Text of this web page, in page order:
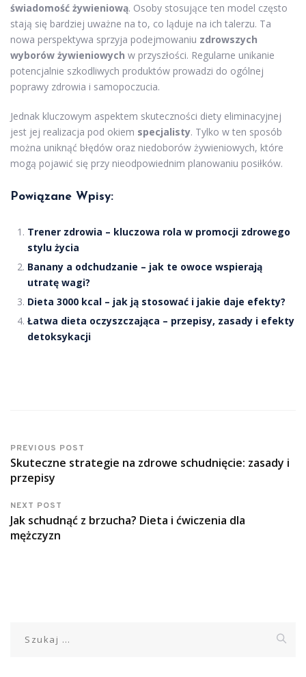
świadomość żywieniową. Osoby stosujące ten model często
stają się bardziej uważne na to, co ląduje na ich talerzu. Ta
nowa perspektywa sprzyja podejmowaniu zdrowszych
wyborów żywieniowych w przyszłości. Regularne unikanie
potencjalnie szkodliwych produktów prowadzi do ogólnej
poprawy zdrowia i samopoczucia.
Jednak kluczowym aspektem skuteczności diety eliminacyjnej
jest jej realizacja pod okiem specjalisty. Tylko w ten sposób
można uniknąć błędów oraz niedoborów żywieniowych, które
mogą pojawić się przy nieodpowiednim planowaniu posiłków.
Powiązane Wpisy:
Trener zdrowia – kluczowa rola w promocji zdrowego
stylu życia
Banany a odchudzanie – jak te owoce wspierają
utratę wagi?
Dieta 3000 kcal – jak ją stosować i jakie daje efekty?
Łatwa dieta oczyszczająca – przepisy, zasady i efekty
detoksykacji
PREVIOUS POST
Skuteczne strategie na zdrowe schudnięcie: zasady i
przepisy
NEXT POST
Jak schudnąć z brzucha? Dieta i ćwiczenia dla
mężczyzn